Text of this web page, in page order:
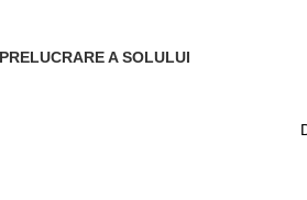
A SOLULUI